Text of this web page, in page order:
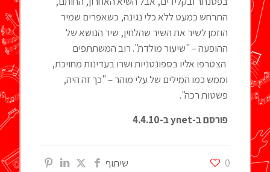
התרחש כמעט ללא כלי נגינה, כשאפרים שמיר
הוזמן לשיר את השיר שהלחין, שיר הנושא של
ההופעה – "שיעור מולדת". רוב המשתתפים
הצטרפו אליו בספונטניות ושרו בעדינות מחויכת,
וממש כמו המילים של עלי מוהר – "כך זה היה,
פשטות רכה".
פורסם ב-ynetב-4.4.10
שיתוף 0